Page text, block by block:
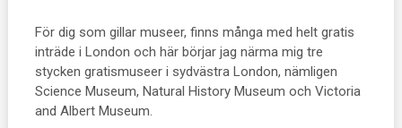
För dig som gillar museer, finns många med helt gratis
inträde i London och här börjar jag närma mig tre
stycken gratismuseer i sydvästra London, nämligen
Science Museum, Natural History Museum och Victoria
and Albert Museum.